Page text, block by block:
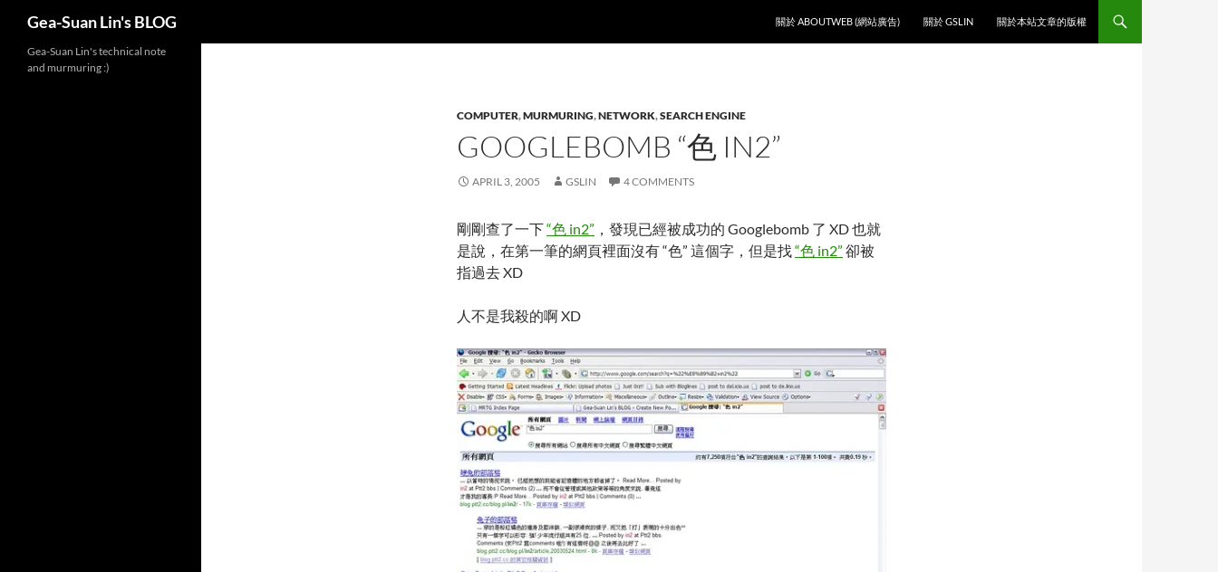
Gea-Suan Lin's BLOG
關於 ABOUTWEB (網站廣告)
關於 GSLIN 關於本站文章的版權
COMPUTER,MURMURING,NETWORK,SEARCH ENGINE
GOOGLEBOMB “色 IN2”
APRIL 3, 2005 GSLIN 4 COMMENTS
剛剛查了一下“色 in2” ，發現已經被成功的 Googlebomb 了 XD 也就
是說，在第一筆的網頁裡面沒有 “色” 這個字，但是找“色 in2” 卻被
指過去 XD
人不是我殺的啊 XD
Gea-Suan Lin's technical note
and murmuring :)